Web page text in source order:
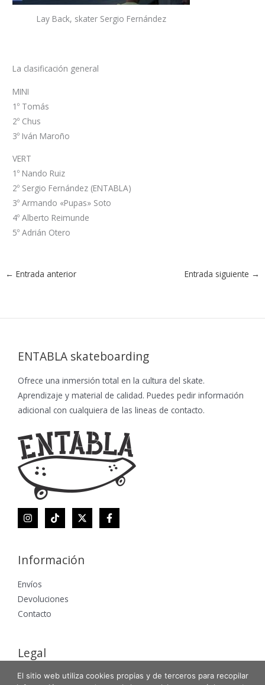
Lay Back, skater Sergio Fernández
La clasificación general
MINI
1º Tomás
2º Chus
3º Iván Maroño
VERT
1º Nando Ruiz
2º Sergio Fernández (ENTABLA)
3º Armando «Pupas» Soto
4º Alberto Reimunde
5º Adrián Otero
← Entrada anterior Entrada siguiente →
ENTABLA skateboarding
Ofrece una inmersión total en la cultura del skate.
Aprendizaje y material de calidad. Puedes pedir información
adicional con cualquiera de las lineas de contacto.
Información
Envíos
Devoluciones
Contacto
Legal
Aviso Legal
El sitio web utiliza cookies propias y de terceros para recopilar